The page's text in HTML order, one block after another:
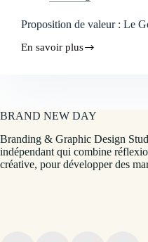
Proposition de valeur : Le
En savoir plus
Proposition
Golden
de
Simon
Sinek.
BRAND NEW DAY
Branding & Graphic Design
indépendant qui combine
créative, pour développer des